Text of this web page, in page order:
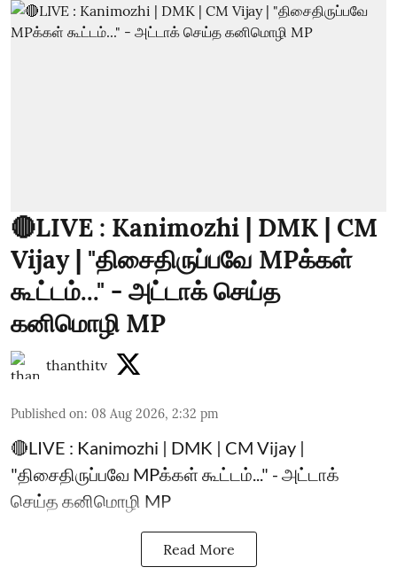
🔴LIVE : Kanimozhi | DMK | CM
Vijay | "திசைதிருப்பவே MPக்கள்
கூட்டம்..." - அட்டாக் செய்த
கனிமொழி MP
thanthitv
Published on: 08 Aug 2026, 2:32 pm
🔴LIVE : Kanimozhi | DMK | CM Vijay |
"திசைதிருப்பவே MPக்கள் கூட்டம்..." - அட்டாக்
செய்த கனிமொழி MP
Read More